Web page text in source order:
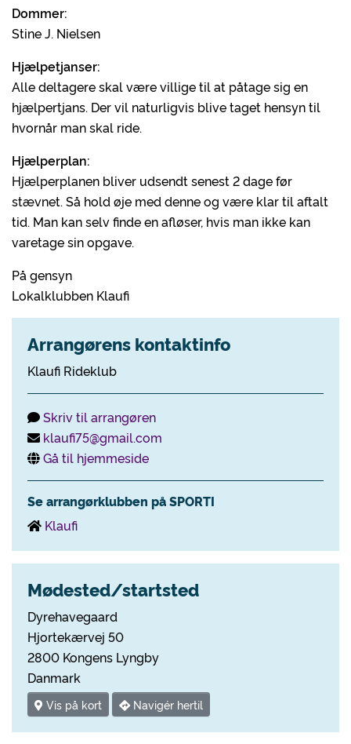
Dommer:
Stine J. Nielsen
Hjælpetjanser:
Alle deltagere skal være villige til at påtage sig en
hjælpertjans. Der vil naturligvis blive taget hensyn til
hvornår man skal ride.
Hjælperplan:
Hjælperplanen bliver udsendt senest 2 dage før
stævnet. Så hold øje med denne og være klar til aftalt
tid. Man kan selv finde en afløser, hvis man ikke kan
varetage sin opgave.
På gensyn
Lokalklubben Klaufi
Arrangørens kontaktinfo
Klaufi Rideklub
Skriv til arrangøren
klaufi75@gmail.com
Gå til hjemmeside
Se arrangørklubben på SPORTI
Klaufi
Mødested/startsted
Dyrehavegaard
Hjortekærvej 50
2800 Kongens Lyngby
Danmark
Vis på kort Navigér hertil